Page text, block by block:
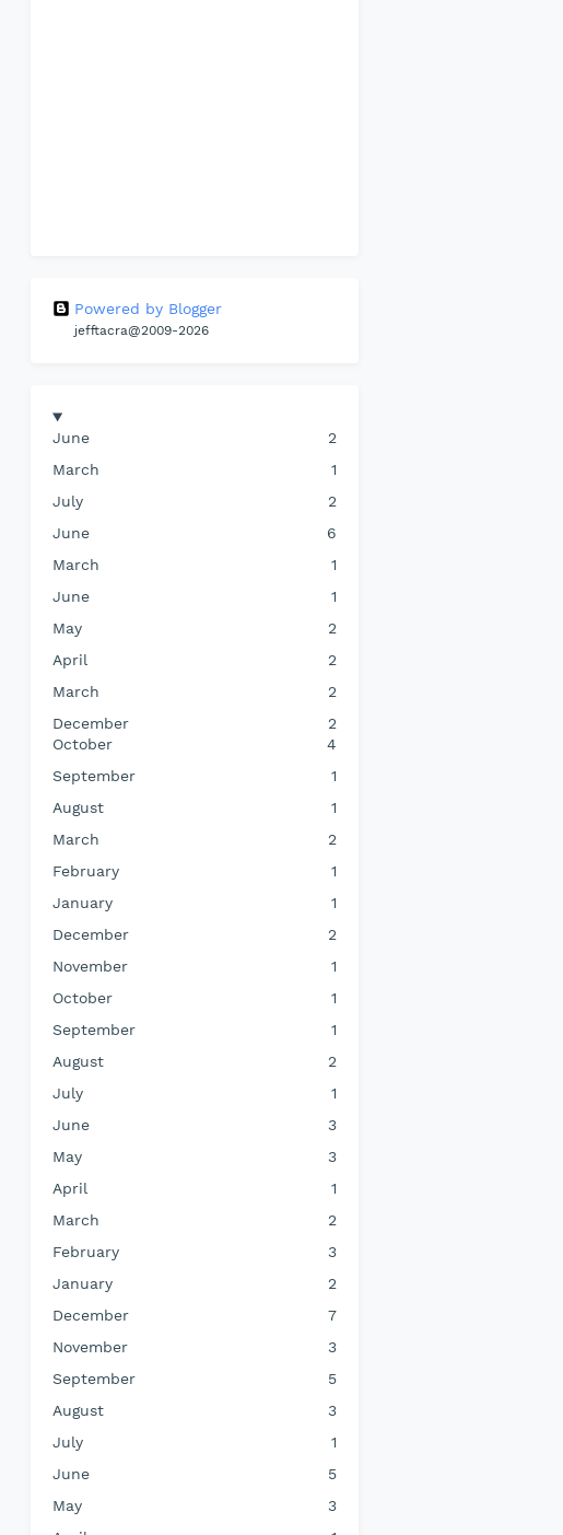
Powered by Blogger
jefftacra@2009-2026
June
2
March
1
July
2
June
6
March
1
June
1
May
2
April
2
March
2
December
2
October
4
September
1
August
1
March
2
February
1
January
1
December
2
November
1
October
1
September
1
August
2
July
1
June
3
May
3
April
1
March
2
February
3
January
2
December
7
November
3
September
5
August
3
July
1
June
5
May
3